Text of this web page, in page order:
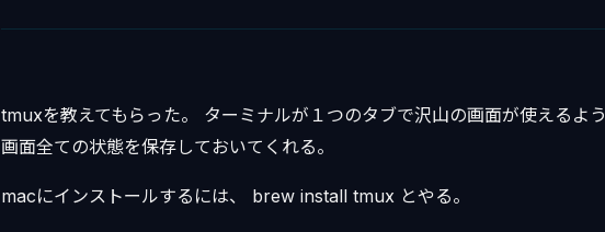
tmuxを教えてもらった。 ターミナルが１つのタブで沢山の画面が使えるよ
画面全ての状態を保存しておいてくれる。
macにインストールするには、 brew install tmux とやる。